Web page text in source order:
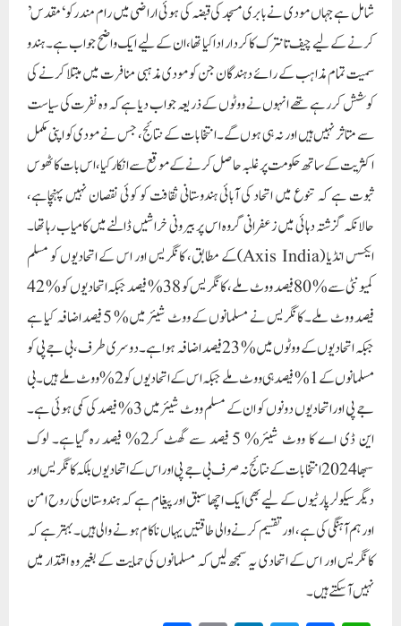
شامل ہے جہاں مودی نے بابری مسجد کی قبضہ کی ہوئی اراضی میں رام مندر کو ‘مقدس’
کرنے کے لیے چیف تانترک کا کردار ادا کیا تھا، ان کے لیے ایک واضح جواب ہے۔ ہندو
سمیت تمام مذاہب کے رائے دہندگان جن کو مودی مذہبی منافرت میں مبتلا کرنے کی
کوشش کر رہے تھے انہوں نے ووٹوں کے ذریعہ جواب دیا ہے کہ وہ نفرت کی سیاست
سے متاثر نہیں ہیں اور نہ ہی ہوں گے۔انتخابات کے نتائج، جس نے مودی کو اپنی مکمل
اکثریت کے ساتھ حکومت پر غلبہ حاصل کرنے کے موقع سے انکار کیا، اس بات کا ٹھوس
ثبوت ہے کہ تنوع میں اتحاد کی آبائی ہندوستانی ثقافت کو کوئی نقصان نہیں پہنچاہے،
حالانکہ گزشتہ دہائی میں زعفرانی گروہ اس پر بیرونی خراشیں ڈالنے میں کامیاب رہا تھا۔
ایکسس انڈیا (Axis India)کے مطابق، کانگریس اور اس کے اتحادیوں کو مسلم
کمیونٹی سے% 80 فیصد ووٹ ملے، کانگریس کو 38% فیصد جبکہ اتحادیوں کو% 42
فیصد ووٹ ملے۔ کانگریس نے مسلمانوں کے ووٹ شیئر میں% 5 فیصد اضافہ کیا ہے
جبکہ اتحادیوں کے ووٹوں میں% 23 فیصد اضافہ ہوا ہے۔دوسری طرف، بی جے پی کو
مسلمانوں کے 1% فیصد ہی ووٹ ملے جبکہ اس کے اتحادیوں کو 2% ووٹ ملے ہیں۔ بی
جے پی اور اتحادیوں دونوں کو ان کے مسلم ووٹ شیئر میں 3% فیصد کی کمی ہوئی ہے۔
این ڈی اے کا ووٹ شیئر% 5 فیصد سے گھٹ کر2% فیصد رہ گیاہے۔ لوک
سبھا 2024 انتخابات کے نتائج نہ صرف بی جے پی اور اس کے اتحادیوں بلکہ کانگریس اور
دیگر سیکولر پارٹیوں کے لیے بھی ایک اچھا سبق اور پیغام ہے کہ ہندوستان کی روح امن
اور ہم آہنگی کی ہے، اور تقسیم کرنے والی طاقتیں یہاں ناکام ہونے والی ہیں۔ بہتر ہے کہ
کانگریس اور اس کے اتحادی یہ سمجھ لیں کہ مسلمانوں کی حمایت کے بغیر وہ اقتدار میں
نہیں آسکتے ہیں۔